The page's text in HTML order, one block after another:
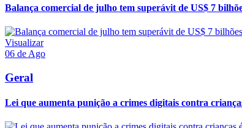
Balança comercial de julho tem superávit de US$ 7
Visualizar
06 de Ago
Geral
Lei que aumenta punição a crimes digitais contra